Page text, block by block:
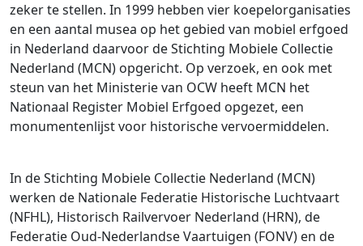
zeker te stellen. In 1999 hebben vier koepelorganisaties
en een aantal musea op het gebied van mobiel erfgoed
in Nederland daarvoor de Stichting Mobiele Collectie
Nederland (MCN) opgericht. Op verzoek, en ook met
steun van het Ministerie van OCW heeft MCN het
Nationaal Register Mobiel Erfgoed opgezet, een
monumentenlijst voor historische vervoermiddelen.
In de Stichting Mobiele Collectie Nederland (MCN)
werken de Nationale Federatie Historische Luchtvaart
(NFHL), Historisch Railvervoer Nederland (HRN), de
Federatie Oud-Nederlandse Vaartuigen (FONV) en de